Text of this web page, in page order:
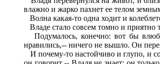
влажно и жарко пахнет ее телом
Волна какая-то одна ходит и
Владе стало совсем томно и приятно
Подумалось, конечно: вот бы
нравились,-- ничего не вышло. Он
И почему-то настойчиво и глупо, и